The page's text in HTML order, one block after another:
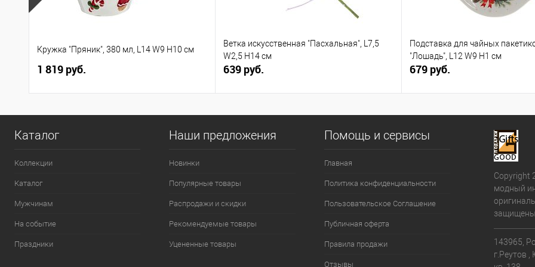
Кружка "Пряник", 380 мл, L14 W9 H10 см
1 819 руб.
Ветка искусственная "Пасхальная", L7,5
W2,5 H14 см
639 руб.
Подставка для чайных
"Лошадь", L12 W9 H1 см
679 руб.
Каталог
Коллекции
Каталог
Мужчинам
На событие
Праздники
Наши предложения
Новинки
Популярные товары
Распродажи и скидки
Рекомендуемые товары
Уцененные товары
Помощь и сервисы
Главная
Политика конфиденциальности
Пользовательское Соглашение
Публичная оферта
Правила продажи
Отзывы
Copyright
модный
143965,
г.Реутов